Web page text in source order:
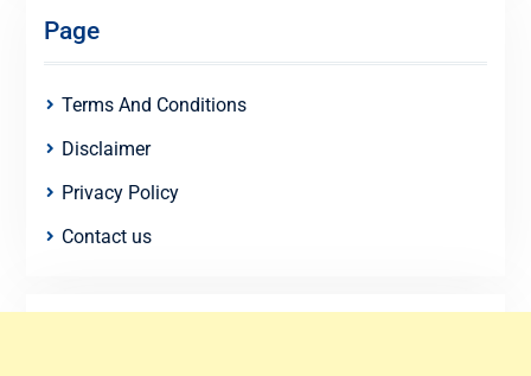
Page
Terms And Conditions
Disclaimer
Privacy Policy
Contact us